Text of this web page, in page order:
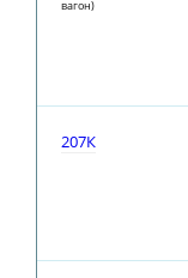
вагон)
207К